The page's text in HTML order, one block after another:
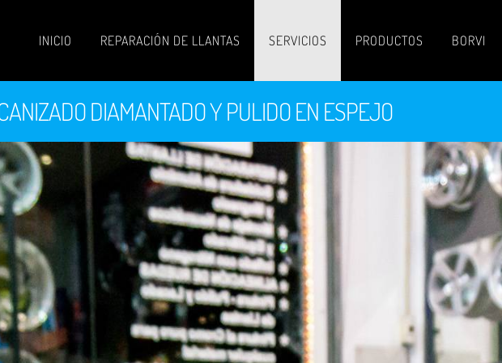
INICIO REPARACIÓN DE LLANTAS SERVICIOS PRODUCTOS BORVI
DIAMANTADO Y PULIDO EN ESPEJO